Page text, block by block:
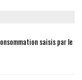
saisis par le